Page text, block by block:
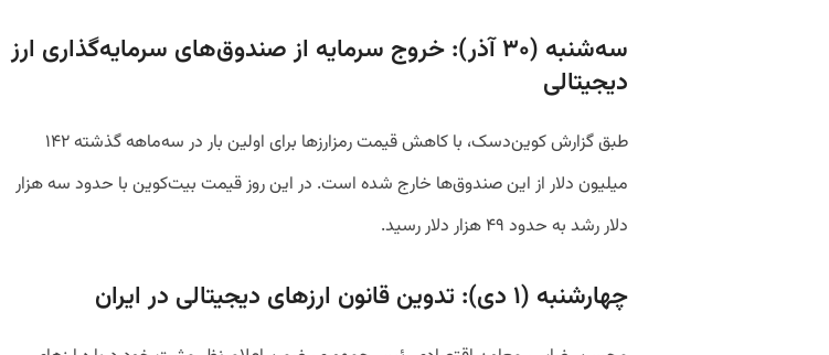
سه‌شنبه (۳۰ آذر): خروج سرمایه از صندوق‌های سرمایه‌گذاری ارز
دیجیتالی
طبق گزارش کوین‌دسک، با کاهش قیمت رمزارزها برای اولین‌ بار در سه‌ماهه گذشته ۱۴۲
میلیون دلار از این صندوق‌ها خارج شده است. در این روز قیمت بیت‌کوین با حدود سه هزار
دلار رشد به حدود ۴۹ هزار دلار رسید.
چهارشنبه (۱ دی): تدوین قانون ارزهای دیجیتالی در ایران